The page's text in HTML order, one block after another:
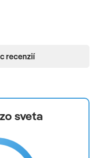
recenzií
sveta